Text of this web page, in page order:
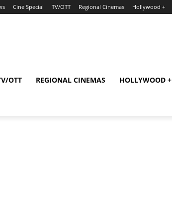
Cine Special TV/OTT Regional Cinemas Hollywood +
OTT REGIONAL CINEMAS HOLLYWOOD +